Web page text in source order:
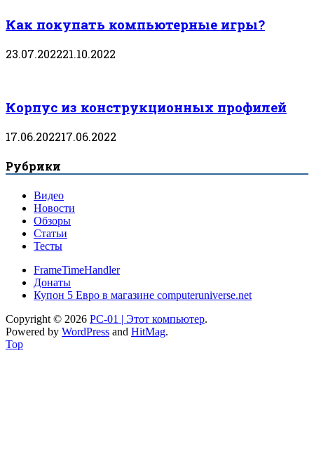
Как покупать компьютерные игры?
23.07.202221.10.2022
Корпус из конструкционных профилей
17.06.202217.06.2022
Рубрики
Видео
Новости
Обзоры
Статьи
Тесты
FrameTimeHandler
Донаты
Купон 5 Евро в магазине computeruniverse.net
Copyright © 2026 PC-01 | Этот компьютер.
Powered by WordPress and HitMag.
Top